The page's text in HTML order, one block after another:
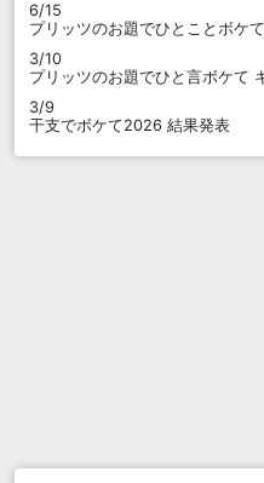
6/15
プリッツのお題でひとことボケ
3/10
プリッツのお題でひと言ボケて
3/9
干支でボケて2026 結果発表